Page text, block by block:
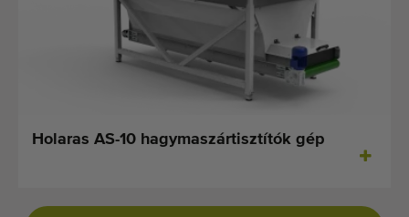
Holaras AS-10 hagymaszártisztítók gép